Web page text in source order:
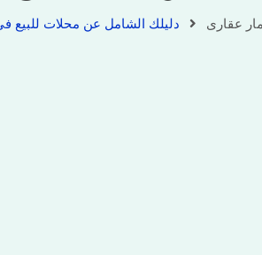
عقارى دليلك الشامل عن محلات للبيع في